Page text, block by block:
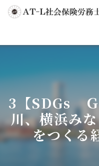
3【SDGs Ｇ
川、横浜み
をつくる